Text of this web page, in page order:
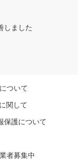
しました
ついて
関して
保護について
者募集中